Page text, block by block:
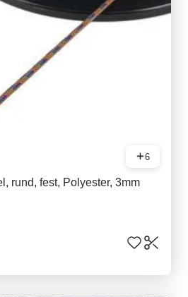
6
rund, fest, Polyester, 3mm